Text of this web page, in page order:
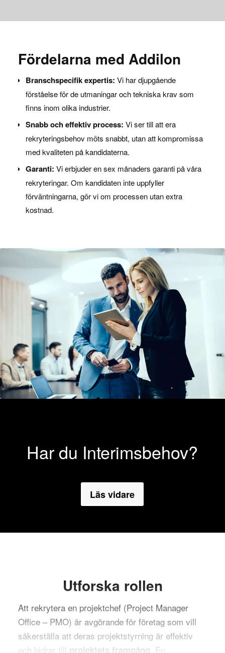
Fördelarna med Addilon
Branschspecifik expertis: Vi har djupgående
förståelse för de utmaningar och tekniska krav som
finns inom olika industrier.
Snabb och effektiv process: Vi ser till att era
rekryteringsbehov möts snabbt, utan att kompromissa
med kvaliteten på kandidaterna.
Garanti: Vi erbjuder en sex månaders garanti på våra
rekryteringar. Om kandidaten inte uppfyller
förväntningarna, gör vi om processen utan extra
kostnad.
Har du Interimsbehov?
Läs vidare
Utforska rollen
Att rekrytera en projektchef (Project Manager
Office – PMO) är avgörande för företag som vill
säkerställa att deras projektstyrning är effektiv
och bidrar till projektets framgång . En